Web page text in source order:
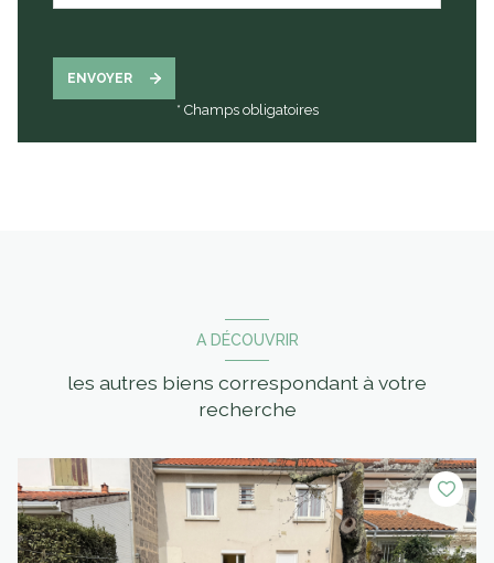
ENVOYER
* Champs obligatoires
A DÉCOUVRIR
les autres biens correspondant à votre
recherche